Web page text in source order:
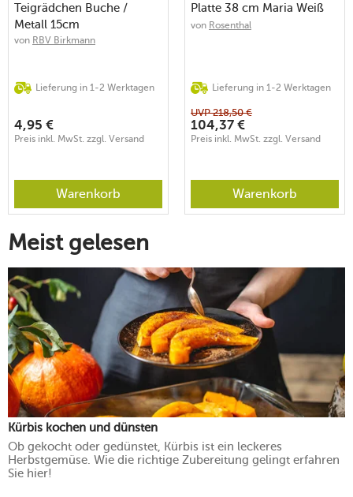
Teigrädchen Buche /
Metall 15cm
von RBV Birkmann
Lieferung in 1-2 Werktagen
4,95 €
Preis inkl. MwSt. zzgl. Versand
Warenkorb
Platte 38 cm Maria Weiß
von Rosenthal
Lieferung in 1-2 Werktagen
UVP218,50 €
104,37 €
Preis inkl. MwSt. zzgl. Versand
Warenkorb
Meist gelesen
Kürbis kochen und dünsten
Ob gekocht oder gedünstet, Kürbis ist ein leckeres
Herbstgemüse. Wie die richtige Zubereitung gelingt erfahren
Sie hier!